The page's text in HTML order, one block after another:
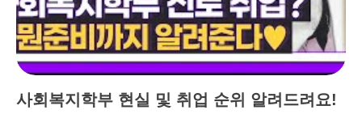
사회복지학부 현실 및 취업 순위 알려드려요!